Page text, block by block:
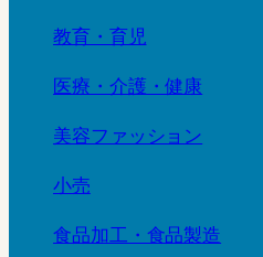
教育・育児
医療・介護・健康
美容ファッション
小売
食品加工・食品製造